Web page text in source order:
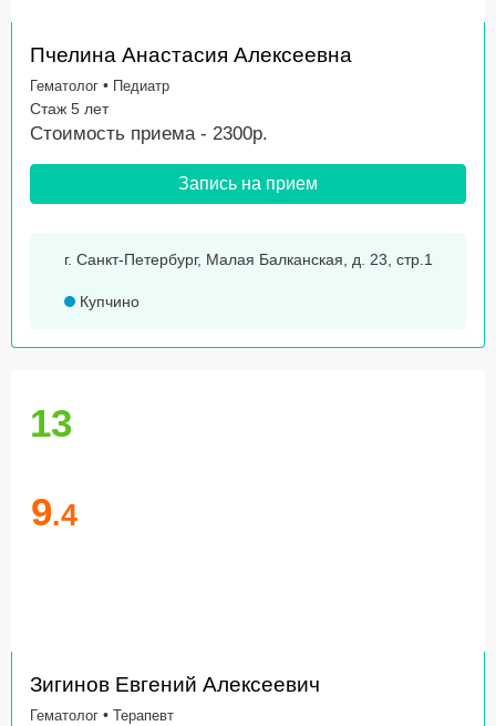
Пчелина Анастасия Алексеевна
Гематолог • Педиатр
Стаж 5 лет
Стоимость приема - 2300р.
Запись на прием
г. Санкт-Петербург, Малая Балканская, д. 23, стр.1
Купчино
13
9.4
Зигинов Евгений Алексеевич
Гематолог • Терапевт